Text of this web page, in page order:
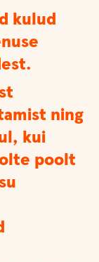
kulud
ning
kui
poolt